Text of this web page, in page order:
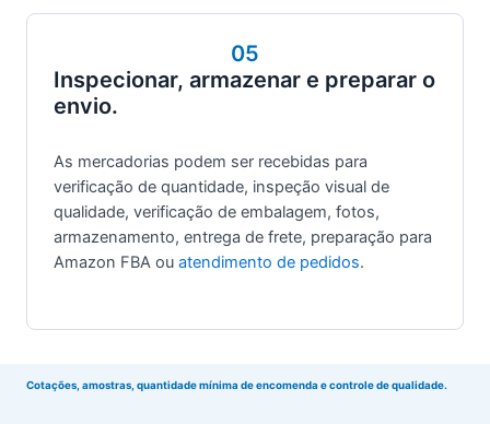
05
Inspecionar, armazenar e preparar o
envio.
As mercadorias podem ser recebidas para
verificação de quantidade, inspeção visual de
qualidade, verificação de embalagem, fotos,
armazenamento, entrega de frete, preparação para
Amazon FBA ou atendimento de pedidos.
Cotações, amostras, quantidade mínima de encomenda e controle de qualidade.